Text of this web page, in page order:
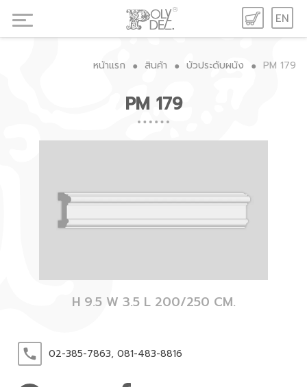
EN
หน้าแรก ● สินค้า ● บัวประดับผนัง ● PM 179
PM 179
H 9.5 W 3.5 L 200/250 CM.
02-385-7863, 081-483-8816